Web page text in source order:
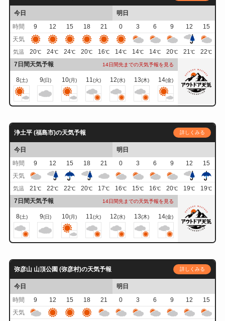
今日
明日
時間
9 12 15 18 21 0 3 6 9 12
15
天気
気温 20℃ 24℃ 24℃ 20℃ 16℃ 14℃ 14℃ 14℃ 20℃ 21℃ 22℃
7日間天気予報 14日間先までの天気予報を見る
8(土) 9(日) 10(月) 11 (火) 12(水) 13(木) 14(金)
浄土平 (福島市)の天気予報 詳しくみる
今日
明日
時間
9 12 15 18 21 0 3 6 9 12
15
天気
気温 21℃ 22℃ 22℃ 20℃ 17℃ 16℃ 15℃ 16℃ 20℃ 19℃ 19℃
7日間天気予報 14日間先までの天気予報を見る
8(土) 9(日) 10(月) 11 (火) 12(水) 13(木) 14(金)
弥彦山 山頂公園 (弥彦村)の天気予報 詳しくみる
今日
明日
時間
9 12 15 18 21 0 3 6 9 12
15
天気